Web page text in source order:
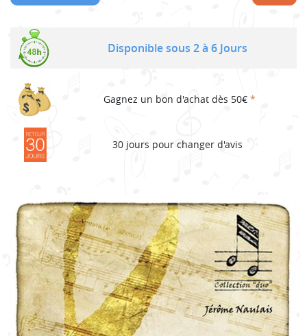
Disponible sous 2 à 6 Jours
Gagnez un bon d'achat dès 50€ *
30 jours pour changer d'avis